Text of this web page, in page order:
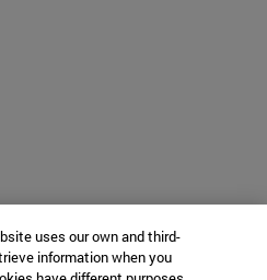
uses our own and third-
information when you